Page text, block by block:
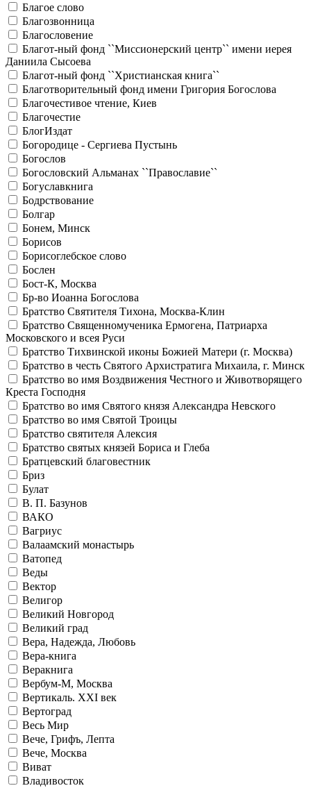
Благое слово
Благозвонница
Благословение
Благот-ный фонд ``Миссионерский центр`` имени иерея
Даниила Сысоева
Благот-ный фонд ``Христианская книга``
Благотворительный фонд имени Григория Богослова
Благочестивое чтение, Киев
Благочестие
БлогИздат
Богородице - Сергиева Пустынь
Богослов
Богословский Альманах ``Православие``
Богуславкнига
Бодрствование
Болгар
Бонем, Минск
Борисов
Борисоглебское слово
Бослен
Бост-К, Москва
Бр-во Иоанна Богослова
Братство Святителя Тихона, Москва-Клин
Братство Священномученика Ермогена, Патриарха
Московского и всея Руси
Братство Тихвинской иконы Божией Матери (г. Москва)
Братство в честь Святого Архистратига Михаила, г. Минск
Братство во имя Воздвижения Честного и Животворящего
Креста Господня
Братство во имя Святого князя Александра Невского
Братство во имя Святой Троицы
Братство святителя Алексия
Братство святых князей Бориса и Глеба
Братцевский благовестник
Бриз
Булат
В. П. Базунов
ВАКО
Вагриус
Валаамский монастырь
Ватопед
Веды
Вектор
Велигор
Великий Новгород
Великий град
Вера, Надежда, Любовь
Вера-книга
Веракнига
Вербум-М, Москва
Вертикаль. XXI век
Вертоград
Весь Мир
Вече, Грифъ, Лепта
Вече, Москва
Виват
Владивосток